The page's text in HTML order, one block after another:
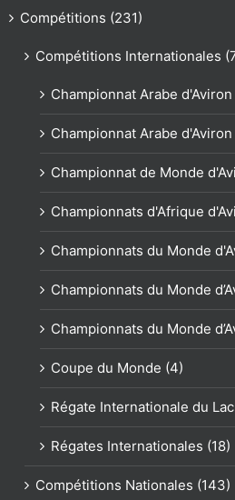
Compétitions (231)
Compétitions Internationales
Championnat Arabe d'Aviron
Championnat Arabe d'Aviron
Championnat de Monde
Championnats d'Afrique
Championnats du Monde
Championnats du Monde
Championnats du Monde
Coupe du Monde (4)
Régate Internationale du
Régates Internationales (18)
Compétitions Nationales (143)